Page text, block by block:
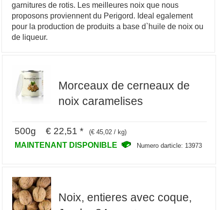
garnitures de rotis. Les meilleures noix que nous
proposons proviennent du Perigord. Ideal egalement
pour la production de produits a base d`huile de noix ou
de liqueur.
Morceaux de cerneaux de
noix caramelises
500g € 22,51 * (€ 45,02 / kg)
MAINTENANT DISPONIBLE Numero darticle: 13973
Noix, entieres avec coque,